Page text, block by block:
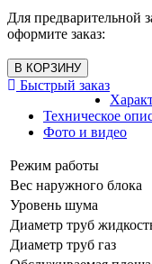
Для предварительной
оформите заказ:
Быстрый заказ
Техническое
Фото и видео
Режим работы
Вес наружного блока
Уровень шума
Диаметр труб
Диаметр труб газ